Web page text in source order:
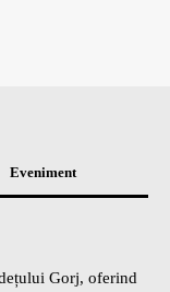
Eveniment
Gorj, oferind